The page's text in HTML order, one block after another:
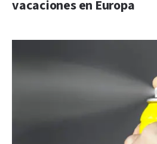
vacaciones en Europa